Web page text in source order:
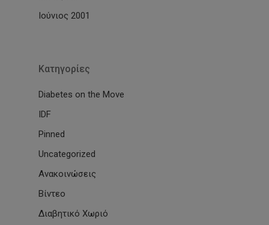
Ιούνιος 2001
Kατηγορίες
Diabetes on the Move
IDF
Pinned
Uncategorized
Ανακοινώσεις
Βίντεο
Διαβητικό Χωριό